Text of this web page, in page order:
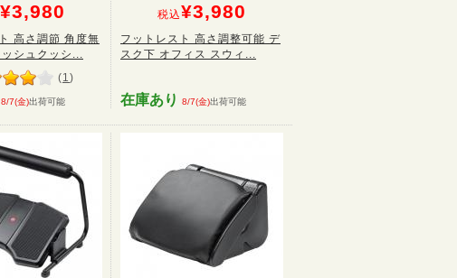
¥3,980
高さ調節 角度無
シュクッシ...
(1 )
8/7(金)出荷可能
税込¥3,980
フットレスト 高さ調整可能 デ
スク下 オフィス スウィ...
在庫あり 8/7(金)出荷可能